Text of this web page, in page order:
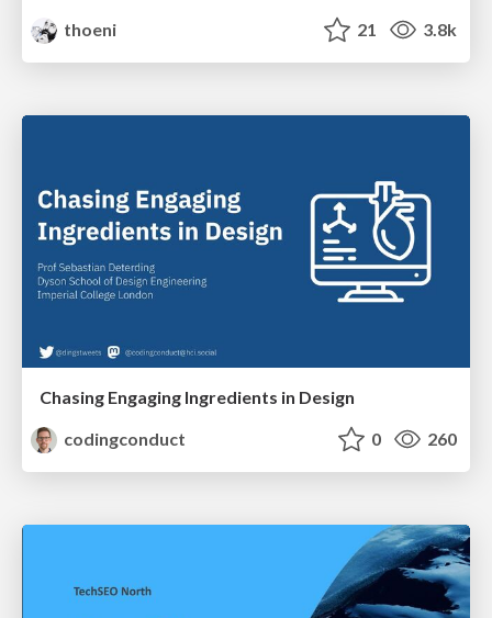
thoeni
21 3.8k
Chasing Engaging Ingredients in Design
codingconduct
0 260